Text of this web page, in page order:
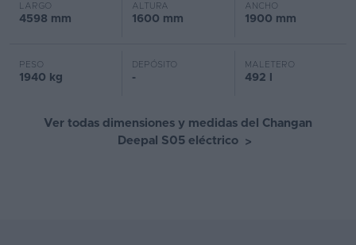
LARGO
4598 mm
ALTURA
1600 mm
ANCHO
1900 mm
PESO
1940 kg
DEPÓSITO
-
MALETERO
492 l
Ver todas dimensiones y medidas del Changan
Deepal S05 eléctrico >